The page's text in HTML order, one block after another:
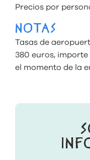
Precios por
NOTAS
Tasas de
380 euros,
el momento de la